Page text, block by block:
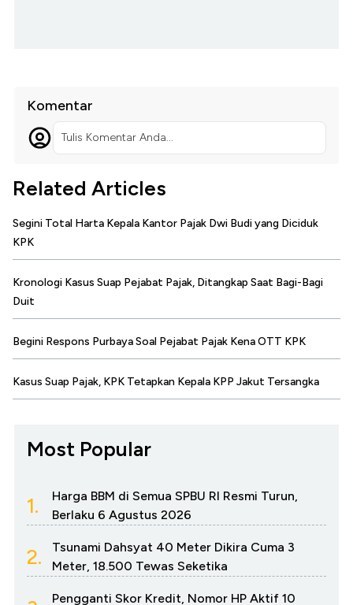
Komentar
Tulis Komentar Anda...
Related Articles
Segini Total Harta Kepala Kantor Pajak Dwi Budi yang Diciduk
KPK
Kronologi Kasus Suap Pejabat Pajak, Ditangkap Saat Bagi-Bagi
Duit
Begini Respons Purbaya Soal Pejabat Pajak Kena OTT KPK
Kasus Suap Pajak, KPK Tetapkan Kepala KPP Jakut Tersangka
Most Popular
1.
Harga BBM di Semua SPBU RI Resmi Turun,
Berlaku 6 Agustus 2026
2.
Tsunami Dahsyat 40 Meter Dikira Cuma 3
Meter, 18.500 Tewas Seketika
Pengganti Skor Kredit, Nomor HP Aktif 10